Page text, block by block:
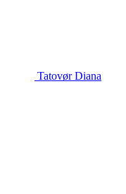
Tatovør Diana